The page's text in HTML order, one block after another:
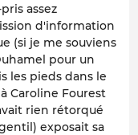
assez
d'information
(si je me souviens
pour un
les pieds dans le
Caroline Fourest
rien rétorqué
exposait sa